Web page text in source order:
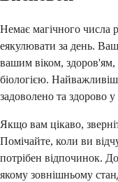
Немає магічного числа
еякулювати за день.
вашим віком, здоров'ям,
біологією.
задоволено та здорово
Якщо вам цікаво,
Помічайте, коли ви
потрібен відпочинок.
якому зовнішньому